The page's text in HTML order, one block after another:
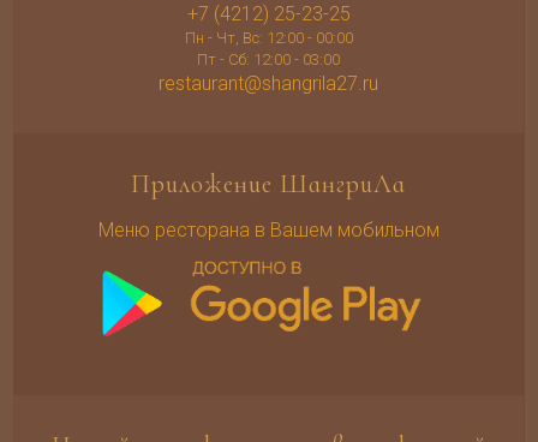
+7 (4212) 25-23-25
Пн - Чт, Вс: 12:00 - 00:00
Пт - Сб: 12:00 - 03:00
restaurant@shangrila27.ru
Приложение ШангриЛа
Меню ресторана в Вашем мобильном